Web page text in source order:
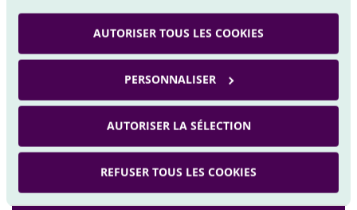
AUTORISER TOUS LES COOKIES
PERSONNALISER
AUTORISER LA SÉLECTION
REFUSER TOUS LES COOKIES
ESTR CAPITALISE 0,16 %
Scénarios futurs
*DPR (Durée minimum de placement recommandée en
années) : 3.0